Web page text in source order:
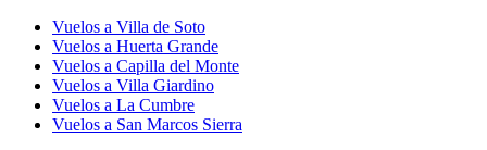
Vuelos a Villa de Soto
Vuelos a Huerta Grande
Vuelos a Capilla del Monte
Vuelos a Villa Giardino
Vuelos a La Cumbre
Vuelos a San Marcos Sierra